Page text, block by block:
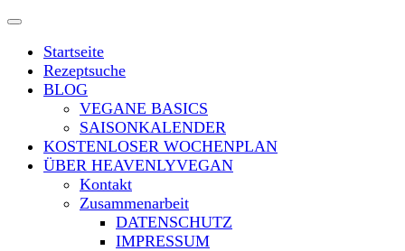
Skip
content
(Press
Enter)
Startseite
Rezeptsuche
BLOG
VEGANE BASICS
SAISONKALENDER
KOSTENLOSER WOCHENPLAN
ÜBER HEAVENLYVEGAN
Kontakt
Zusammenarbeit
DATENSCHUTZ
IMPRESSUM